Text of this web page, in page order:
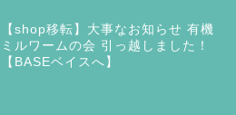
【shop移転】大事なお知らせ 有機
ミルワームの会 引っ越しました！
【BASEベイスへ】